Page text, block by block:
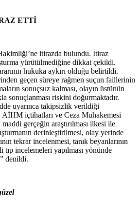
ETTİ
itirazda bulundu. İtiraz
yürütülmediğine dikkat çekildi.
hukuka aykırı olduğu belirtildi.
geçen süreye rağmen suçun faillerinin
sonuçsuz kalması, olayın üstünün
sonuçlanması riskini doğurmaktadır.
uyarınca takipsizlik verildiği
AİHM içtihatları ve Ceza Muhakemesi
gerçeğin araştırılması ilkesi ile
derinleştirilmesi, olay yerinde
tekrar incelenmesi, tanık beyanlarının
tıp incelemeleri yapılması yönünde
denildi.